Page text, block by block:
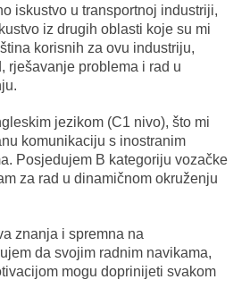
iskustvo u transportnoj industriji,
iz drugih oblasti koje su mi
korisnih za ovu industriju,
rješavanje problema i rad u
jezikom (C1 nivo), što mi
komunikaciju s inostranim
Posjedujem B kategoriju vozačke
za rad u dinamičnom okruženju
znanja i spremna na
da svojim radnim navikama,
mogu doprinijeti svakom